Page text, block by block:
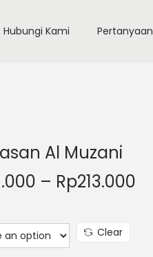
Hubungi Kami Pertanyaan
Al Muzani
– Rp213.000
Clear